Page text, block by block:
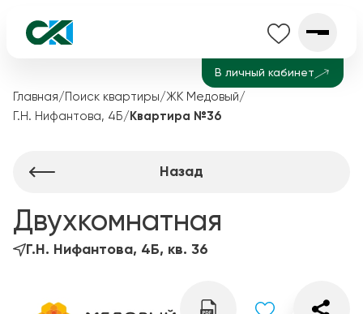
В личный кабинет
Главная/ Поиск квартиры/ЖК Медовый/
Г.Н. Нифантова, 4Б/ Квартира №36
Назад
Двухкомнатная
Г.Н. Нифантова, 4Б, кв. 36